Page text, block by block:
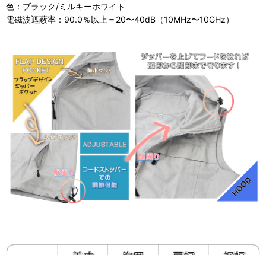
色：ブラック/ミルキーホワイト
電磁波遮蔽率：90.0％以上＝20〜40dB（10MHz〜10GHz）